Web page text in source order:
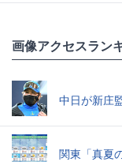
画像アクセスラン
中日が新庄
関東「真夏